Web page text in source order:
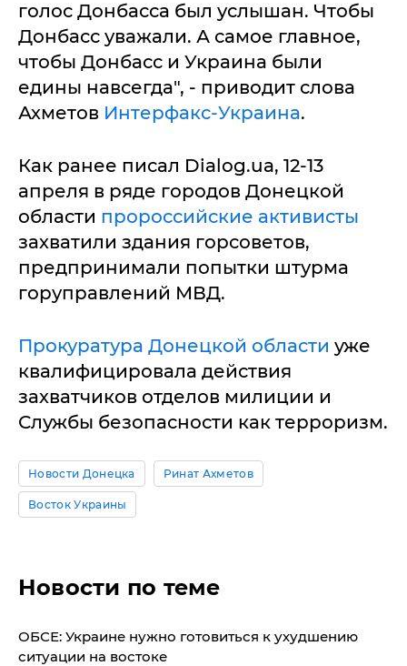
голос Донбасса был услышан. Чтобы
Донбасс уважали. А самое главное,
чтобы Донбасс и Украина были
едины навсегда", - приводит слова
Ахметов Интерфакс-Украина.
Как ранее писал Dialog.ua, 12-13
апреля в ряде городов Донецкой
области пророссийские активисты
захватили здания горсоветов,
предпринимали попытки штурма
горуправлений МВД.
Прокуратура Донецкой области уже
квалифицировала действия
захватчиков отделов милиции и
Службы безопасности как терроризм.
Новости Донецка Ринат Ахметов
Восток Украины
Новости по теме
ОБСЕ: Украине нужно готовиться к ухудшению
ситуации на востоке